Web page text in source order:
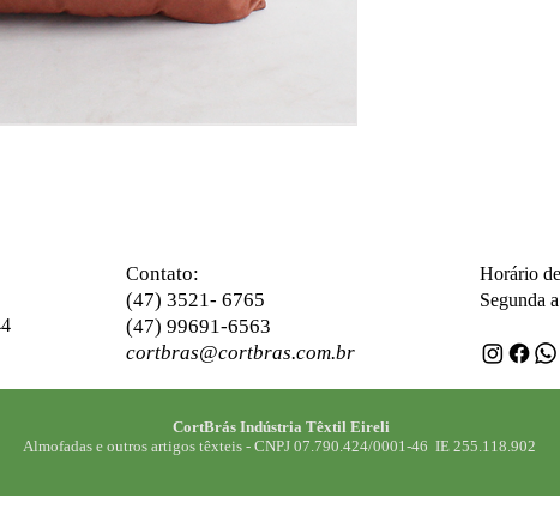
Contato:
(47) 3521- 6765
(47) 99691-6563
cortbras@cortbras.com.br
Horário
Segunda
CortBrás Indústria Têxtil Eireli
Almofadas e outros artigos têxteis - CNPJ 07.790.424/0001-46 IE 255.118.902